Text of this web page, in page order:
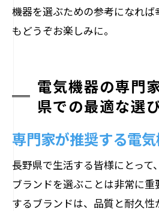
機器を選ぶための参考になれば
もどうぞお楽しみに。
電気機器の専門
県での最適な選
専門家が推奨する電
長野県で生活する皆様にとって
ブランドを選ぶことは非常に
するブランドは、品質と耐久性